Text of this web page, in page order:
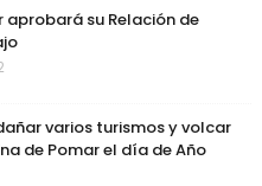
aprobará su Relación de
varios turismos y volcar
de Pomar el día de Año